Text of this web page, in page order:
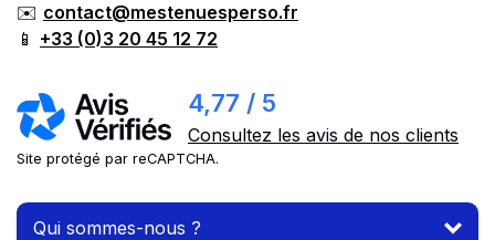
✉️ contact@mestenuesperso.fr
📱 +33 (0)3 20 45 12 72
4,77 / 5
Consultez les avis de nos clients
Site protégé par reCAPTCHA.
Qui sommes-nous ?